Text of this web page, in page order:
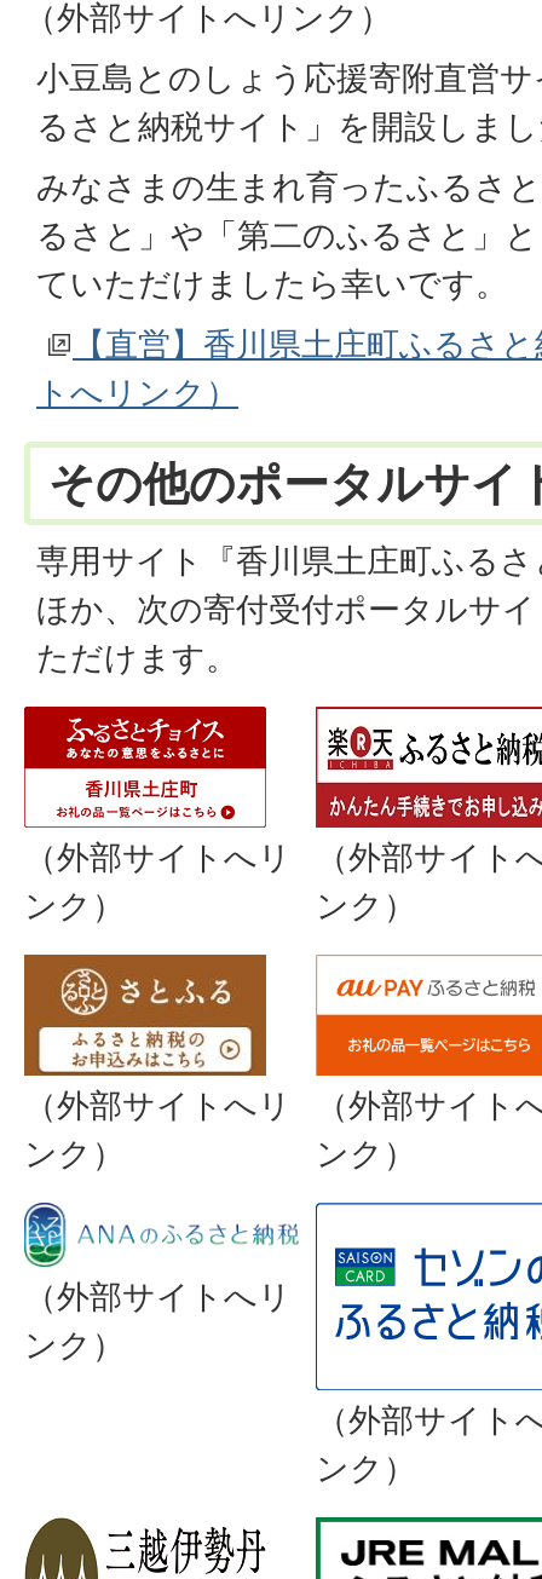
（外部サイトへリンク）
小豆島とのしょう応援寄附直営
るさと納税サイト」を開設しま
みなさまの生まれ育ったふるさ
るさと」や「第二のふるさと」
ていただけましたら幸いです。
【直営】香川県土庄町ふるさ
トへリンク）
その他のポータルサイ
専用サイト『香川県土庄町ふる
ほか、次の寄付受付ポータルサ
ただけます。
（外部サイトへリ
ンク）
（外部サイト
ンク）
（外部サイトへリ
ンク）
（外部サイト
ンク）
（外部サイトへリ
ンク）
（外部サイト
ンク）